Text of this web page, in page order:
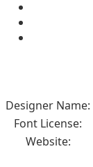
Designer Name:
Font License:
Website: